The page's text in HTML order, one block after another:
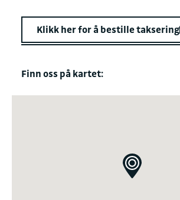
Klikk her for å bestille taksering
Finn oss på kartet: